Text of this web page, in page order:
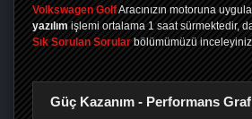
Volkswagen GolfAracınızın motoruna
yazılım işlemi ortalama 1 saat sürmektedir,
Sık Sorulan Sorular bölümümüzü
Güç Kazanım - Performans